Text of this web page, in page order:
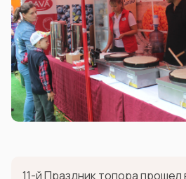
11-й Праздник топора